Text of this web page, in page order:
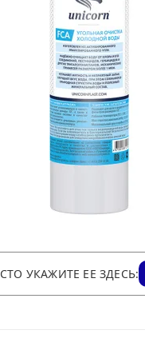
УКАЖИТЕ ЕЕ ЗДЕСЬ: